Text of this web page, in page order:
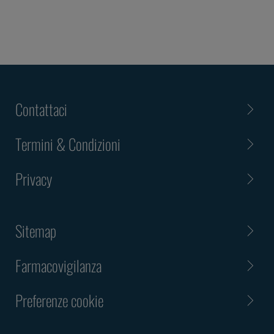
Contattaci
Termini & Condizioni
Privacy
Sitemap
Farmacovigilanza
Preferenze cookie